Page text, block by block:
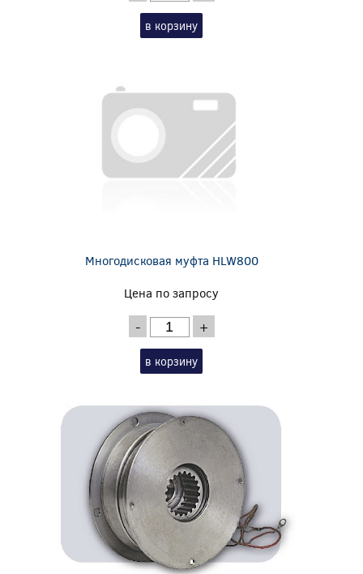
в корзину
Многодисковая муфта HLW800
Цена по запросу
- +
в корзину